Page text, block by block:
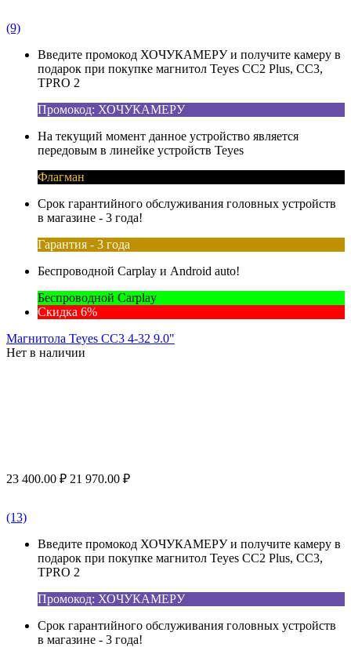
(9)
Введите промокод ХОЧУКАМЕРУ и получите камеру в
подарок при покупке магнитол Teyes CC2 Plus, CC3,
TPRO 2
Промокод: ХОЧУКАМЕРУ
На текущий момент данное устройство является
передовым в линейке устройств Teyes
Флагман
Срок гарантийного обслуживания головных устройств
в магазине - 3 года!
Гарантия - 3 года
Беспроводной Carplay и Android auto!
Беспроводной Carplay
Скидка 6%
Магнитола Teyes CC3 4-32 9.0"
Нет в наличии
23 400.00 ₽ 21 970.00 ₽
(13)
Введите промокод ХОЧУКАМЕРУ и получите камеру в
подарок при покупке магнитол Teyes CC2 Plus, CC3,
TPRO 2
Промокод: ХОЧУКАМЕРУ
Срок гарантийного обслуживания головных устройств
в магазине - 3 года!